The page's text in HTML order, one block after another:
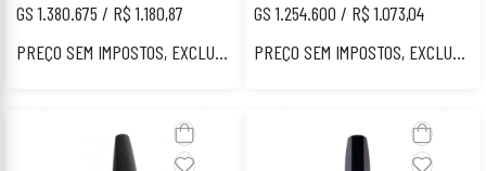
GS 1.380.675 / R$ 1.180,87
PREÇO SEM IMPOSTOS, EXCLUSIVO PARA ESTRANGEIROS.
GS 1.254.600 / R$ 1.073,04
PREÇO SEM IMPOSTOS, EXCLUSIVO PARA ESTRANGEIROS.